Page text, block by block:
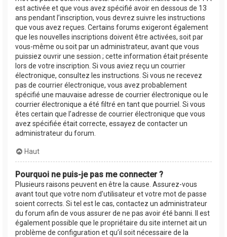
est activée et que vous avez spécifié avoir en dessous de 13
ans pendant l’inscription, vous devrez suivre les instructions
que vous avez reçues. Certains forums exigeront également
que les nouvelles inscriptions doivent être activées, soit par
vous-même ou soit par un administrateur, avant que vous
puissiez ouvrir une session ; cette information était présente
lors de votre inscription. Si vous aviez reçu un courrier
électronique, consultez les instructions. Si vous ne recevez
pas de courrier électronique, vous avez probablement
spécifié une mauvaise adresse de courrier électronique ou le
courrier électronique a été filtré en tant que pourriel. Si vous
êtes certain que l’adresse de courrier électronique que vous
avez spécifiée était correcte, essayez de contacter un
administrateur du forum.
Haut
Pourquoi ne puis-je pas me connecter ?
Plusieurs raisons peuvent en être la cause. Assurez-vous
avant tout que votre nom d’utilisateur et votre mot de passe
soient corrects. Si tel est le cas, contactez un administrateur
du forum afin de vous assurer de ne pas avoir été banni. Il est
également possible que le propriétaire du site internet ait un
problème de configuration et qu’il soit nécessaire de la